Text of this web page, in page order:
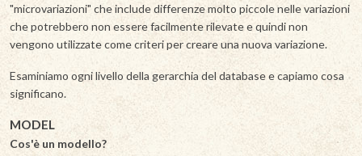
"microvariazioni" che include differenze molto piccole nelle variazioni
che potrebbero non essere facilmente rilevate e quindi non
vengono utilizzate come criteri per creare una nuova variazione.
Esaminiamo ogni livello della gerarchia del database e capiamo cosa
significano.
MODEL
Cos'è un modello?